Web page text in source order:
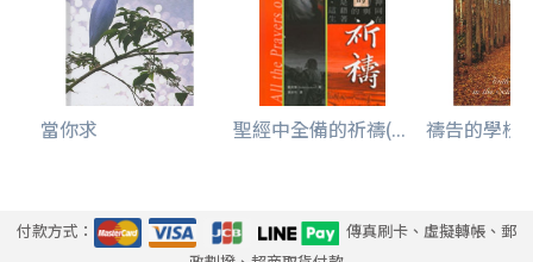
當你求 聖經中全備的祈禱(... 禱告的學校
付款方式：
傳真刷卡、虛擬轉帳、郵